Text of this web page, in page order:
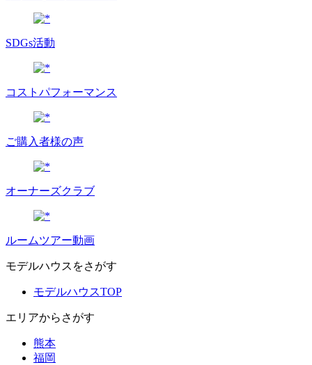
SDGs活動
コストパフォーマンス
ご購入者様の声
オーナーズクラブ
ルームツアー動画
モデルハウスをさがす
モデルハウスTOP
エリアからさがす
熊本
福岡